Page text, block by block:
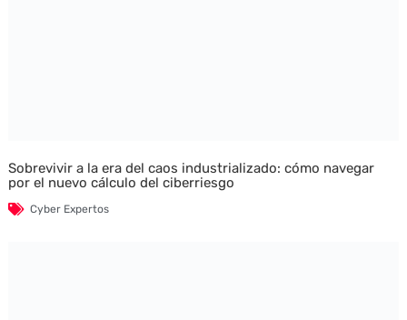
Sobrevivir a la era del caos industrializado: cómo navegar
por el nuevo cálculo del ciberriesgo
Cyber Expertos